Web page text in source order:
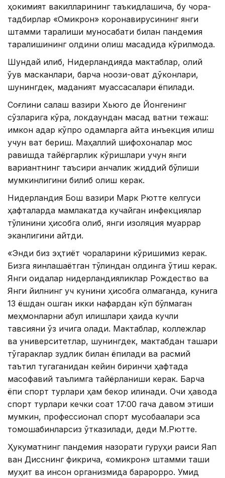
ҳокимият вакилларининг таъкидлашича, бу чора-
тадбирлар «Омикрон» коронавирусининг янги
штамми тарқалиши муносабати билан пандемия
тарқалишининг олдини олиш мақсадида кўрилмоқда.
Шундай қилиб, Нидерландияда мактаблар, олий
ўқув масканлари, барча ноозиқ-овқат дўконлари,
шунингдек, маданият муассасалари ёпилади.
Соғлиқни сақлаш вазири Хьюго де Йонгенинг
сўзларига кўра, локдаундан мақсад вақтни тежаш:
имкон қадар кўпроқ одамларга қайта инъекция қилиш
учун вақт бериш. Маҳаллий шифохоналар мос
равишда тайёргарлик кўришлари учун янги
вариантнинг таъсири қанчалик жиддий бўлиши
мумкинлигини билиб олиш керак.
Нидерландия Бош вазири Марк Рютте келгуси
ҳафталарда мамлакатда кучайган инфекциялар
тўлқинини ҳисобга олиб, янги изоляция муқаррар
эканлигини айтди.
«Энди биз эҳтиёт чораларини кўришимиз керак.
Бизга яқинлашаётган тўлқиндан олдинга ўтиш керак.
Янги қоидалар нидерландияликлар Рождество ва
Янги йилнинг уч кунини ҳисобга олмаганда, кунига
13 ёшдан ошган икки нафардан кўп бўлмаган
меҳмонларни қабул қилишлари ҳақида кучли
тавсияни ўз ичига олади. Мактаблар, коллежлар
ва университетлар, шунингдек, мактабдан ташқари
тўгараклар зудлик билан ёпилади ва расмий
таътил тугаганидан кейин биринчи ҳафтада
масофавий таълимга тайёрланиши керак. Барча
ёпиқ спорт турлари ҳам бекор қилинади. Очиқ ҳавода
спорт турлари кечки соат 17:00 гача давом этиши
мумкин, профессионал спорт мусобақалари эса
томошабинларсиз ўтказилади, деди М.Рютте.
Ҳукуматнинг пандемия назорати гуруҳи раиси Яап
ван Дисснинг фикрича, «омикрон» штамми ташқи
муҳит ва инсон организмида барқарорроқ. Умид